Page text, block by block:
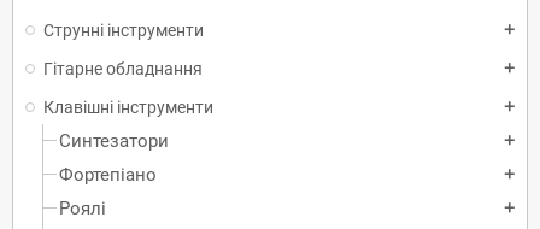
Струнні інструменти add
Гітарне обладнання add
Клавішні інструменти add
Синтезатори add
Фортепіано add
Роялі add